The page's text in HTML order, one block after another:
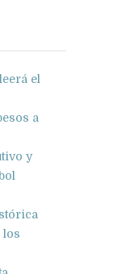
el
a
y
los